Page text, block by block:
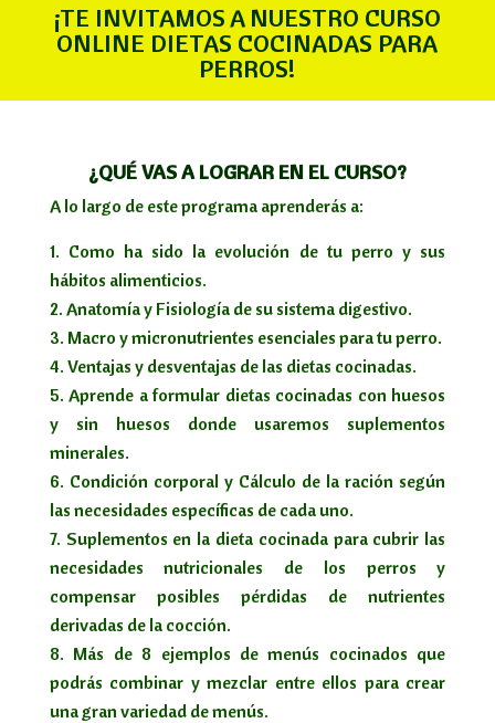
¡TE INVITAMOS A NUESTRO CURSO
ONLINE DIETAS COCINADAS PARA
PERROS!
¿QUÉ VAS A LOGRAR EN EL CURSO?
A lo largo de este programa aprenderás a:
Como ha sido la evolución de tu perro y sus
hábitos alimenticios.
Anatomía y Fisiología de su sistema digestivo.
Macro y micronutrientes esenciales para tu perro.
Ventajas y desventajas de las dietas cocinadas.
Aprende a formular dietas cocinadas con huesos
y sin huesos donde usaremos suplementos
minerales.
Condición corporal y Cálculo de la ración según
las necesidades específicas de cada uno.
Suplementos en la dieta cocinada para cubrir las
necesidades nutricionales de los perros y
compensar posibles pérdidas de nutrientes
derivadas de la cocción.
Más de 8 ejemplos de menús cocinados que
podrás combinar y mezclar entre ellos para crear
una gran variedad de menús.